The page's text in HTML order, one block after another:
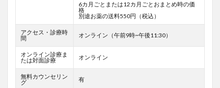
6カ月ごとまたは12カ月ごとおまとめ時の価
格
別途お薬の送料550円（税込）
アクセス・診療時
間
オンライン（午前9時~午後11:30）
オンライン診療ま
たは対面診療
オンライン
無料カウンセリン
グ
有